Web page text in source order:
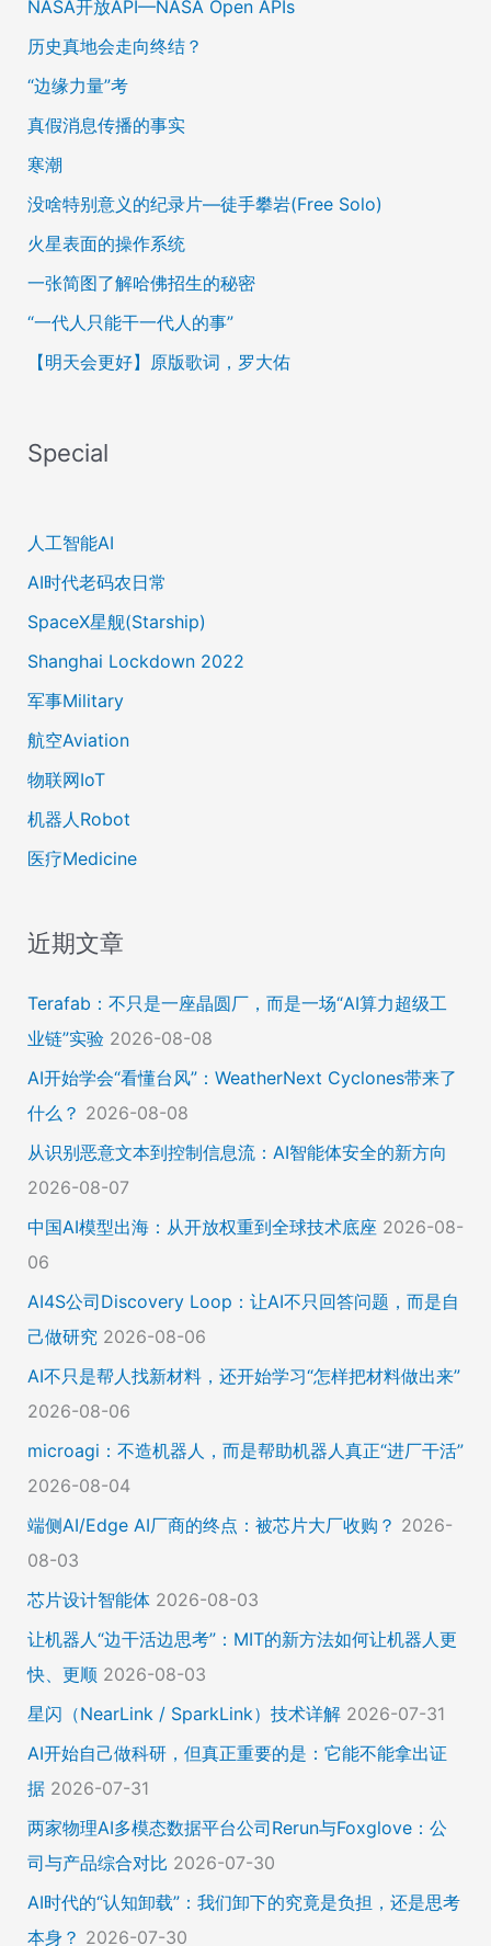
NASA开放API—NASA Open APIs
历史真地会走向终结？
“边缘力量”考
真假消息传播的事实
寒潮
没啥特别意义的纪录片—徒手攀岩(Free Solo)
火星表面的操作系统
一张简图了解哈佛招生的秘密
“一代人只能干一代人的事”
【明天会更好】原版歌词，罗大佑
Special
人工智能AI
AI时代老码农日常
SpaceX星舰(Starship)
Shanghai Lockdown 2022
军事Military
航空Aviation
物联网IoT
机器人Robot
医疗Medicine
近期文章
Terafab：不只是一座晶圆厂，而是一场“AI算力超级工
业链”实验 2026-08-08
AI开始学会“看懂台风”：WeatherNext Cyclones带来了
什么？ 2026-08-08
从识别恶意文本到控制信息流：AI智能体安全的新方向
2026-08-07
中国AI模型出海：从开放权重到全球技术底座 2026-08-
06
AI4S公司Discovery Loop：让AI不只回答问题，而是自
己做研究 2026-08-06
AI不只是帮人找新材料，还开始学习“怎样把材料做出来”
2026-08-06
microagi：不造机器人，而是帮助机器人真正“进厂干活”
2026-08-04
端侧AI/Edge AI厂商的终点：被芯片大厂收购？ 2026-
08-03
芯片设计智能体 2026-08-03
让机器人“边干活边思考”：MIT的新方法如何让机器人更
快、更顺 2026-08-03
星闪（NearLink / SparkLink）技术详解 2026-07-31
AI开始自己做科研，但真正重要的是：它能不能拿出证
据 2026-07-31
两家物理AI多模态数据平台公司Rerun与Foxglove：公
司与产品综合对比 2026-07-30
AI时代的“认知卸载”：我们卸下的究竟是负担，还是思考
本身？ 2026-07-30